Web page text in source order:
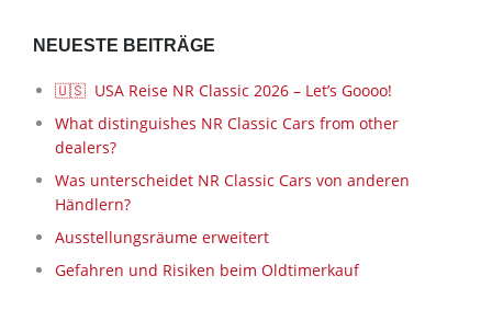
NEUESTE BEITRÄGE
🇺🇸 USA Reise NR Classic 2026 – Let’s Goooo!
What distinguishes NR Classic Cars from other
dealers?
Was unterscheidet NR Classic Cars von anderen
Händlern?
Ausstellungsräume erweitert
Gefahren und Risiken beim Oldtimerkauf